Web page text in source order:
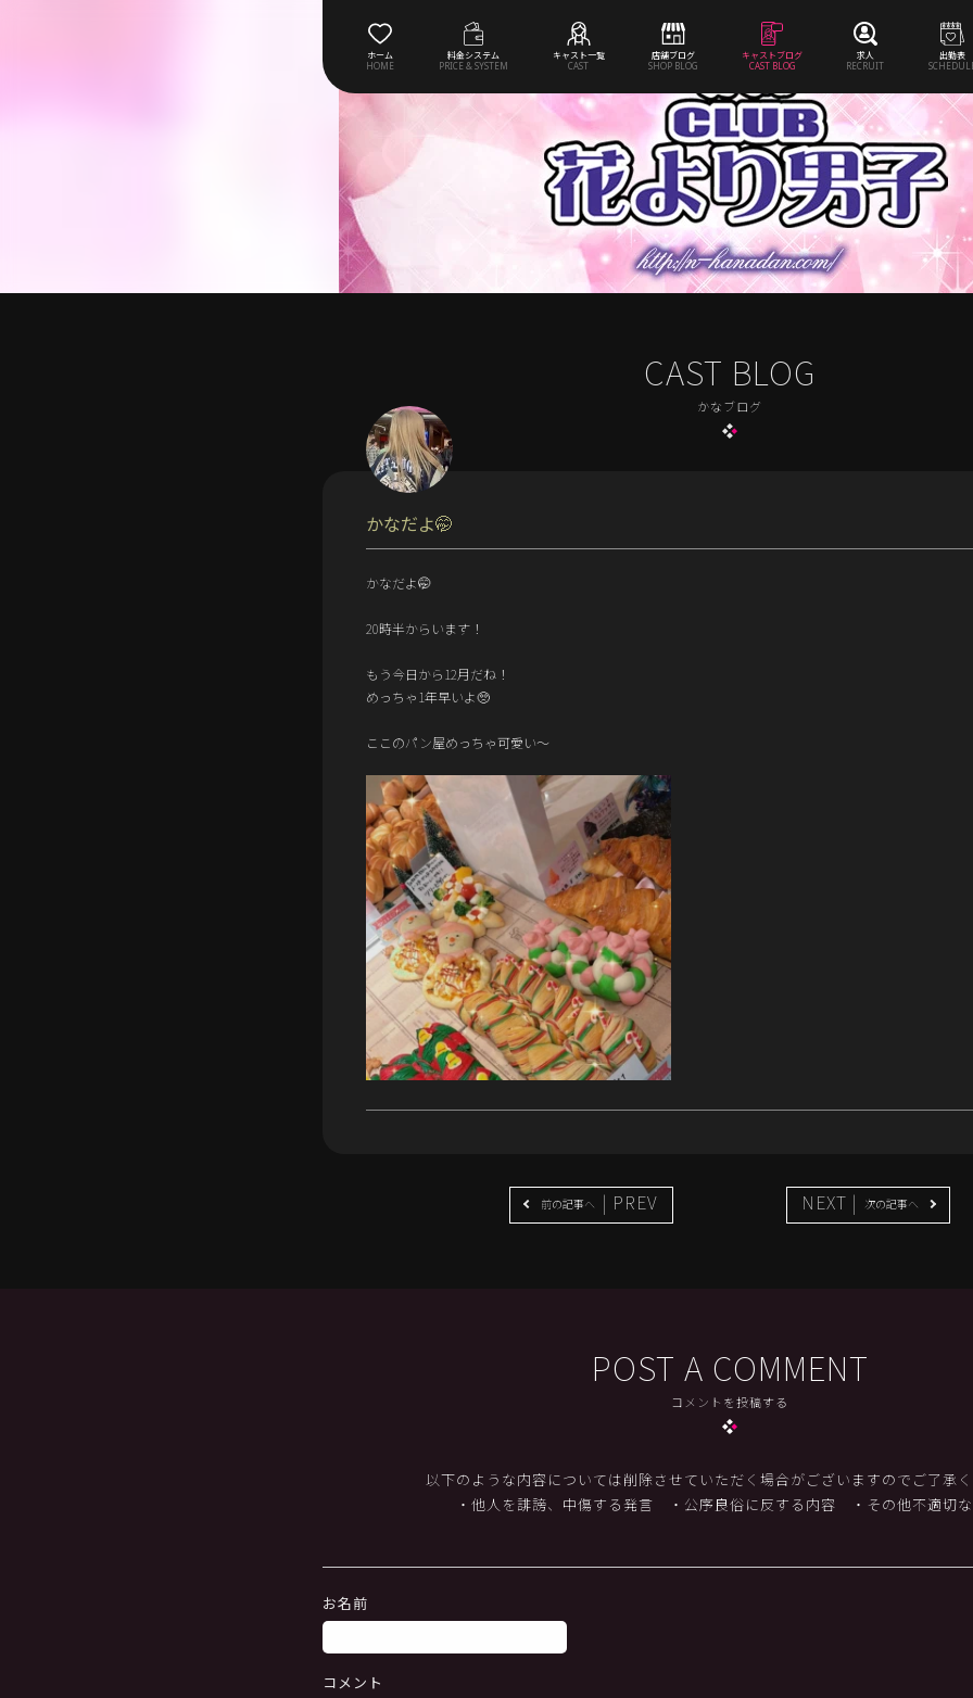
ホーム
HOME
料金システム
PRICE & SYSTEM
キャスト一覧
CAST
店舗ブログ
SHOP BLOG
キャストブログ
CAST BLOG
求人
RECRUIT
出勤表
CAST BLOG
かなブログ
かなだよ🤭
かなだよ🤭
20時半からいます！
もう今日から12月だね！
めっちゃ1年早いよ🥺
ここのパン屋めっちゃ可愛い～
前の記事へ | PREV NEXT | 次の記事へ
POST A COMMENT
コメントを投稿する
以下のような内容については削除させていただく場合がございますのでご了承く
・他人を誹謗、中傷する発言
・公序良俗に反する内容 ・その他不適切
お名前
コメント